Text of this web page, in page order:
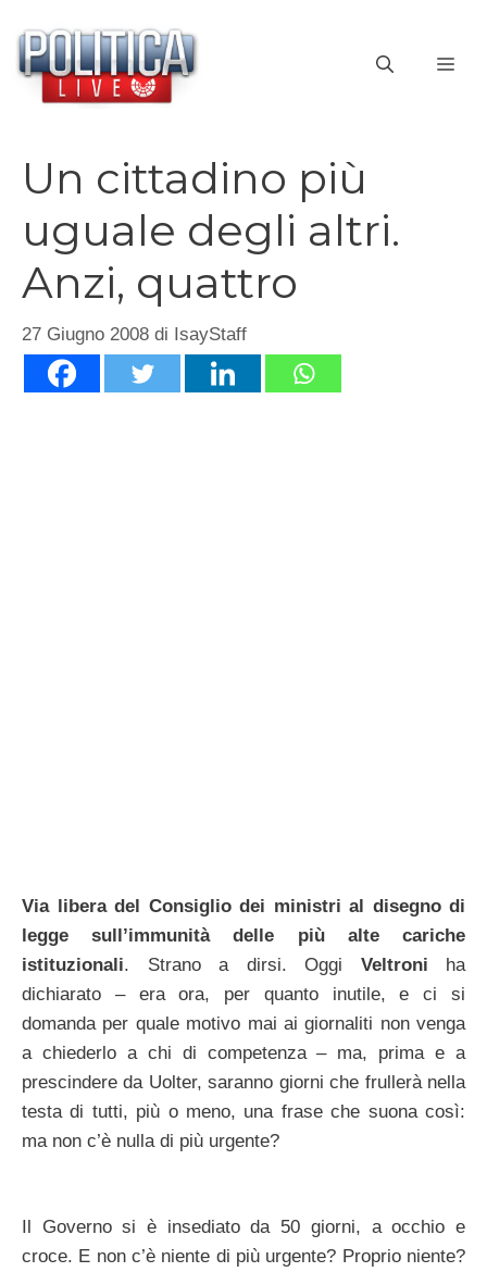
contenuto
Un cittadino più
uguale degli altri.
Anzi, quattro
27 Giugno 2008 di IsayStaff
Via libera del Consiglio dei ministri al disegno di
legge sull’immunità delle più alte cariche
istituzionali. Strano a dirsi. Oggi Veltroni ha
dichiarato – era ora, per quanto inutile, e ci si
domanda per quale motivo mai ai giornaliti non venga
a chiederlo a chi di competenza – ma, prima e a
prescindere da Uolter, saranno giorni che frullerà nella
testa di tutti, più o meno, una frase che suona così:
ma non c’è nulla di più urgente?
Il Governo si è insediato da 50 giorni, a occhio e
croce. E non c’è niente di più urgente? Proprio niente?